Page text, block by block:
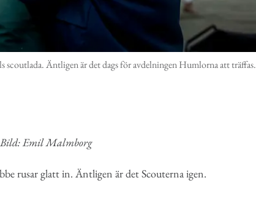
Äntligen är det dags för avdelningen Humlorna att träffas.
Bild: Emil Malmborg
rusar glatt in. Äntligen är det Scouterna igen.